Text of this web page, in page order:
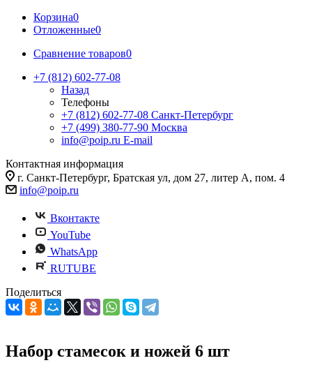
Корзина0
Отложенные0
Сравнение товаров0
+7 (812) 602-77-08
Назад
Телефоны
+7 (812) 602-77-08 Санкт-Петербург
+7 (499) 380-77-90 Москва
info@poip.ru E-mail
Контактная информация
г. Санкт-Петербург, Братская ул, дом 27, литер А, пом. 4
info@poip.ru
Вконтакте
YouTube
WhatsApp
RUTUBE
Поделиться
Набор стамесок и ножей 6 шт